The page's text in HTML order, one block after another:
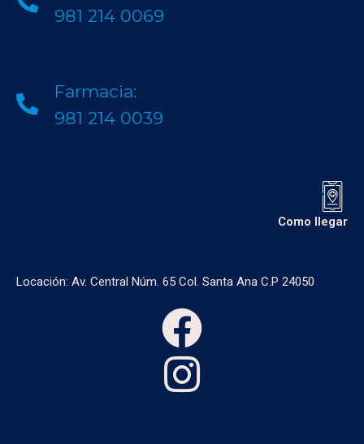
981 214 0069
Farmacia:
981 214 0039
Como llegar
Locación: Av. Central Núm. 65 Col. Santa Ana C.P 24050